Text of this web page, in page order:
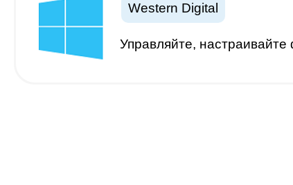
Western Digital
Управляйте,